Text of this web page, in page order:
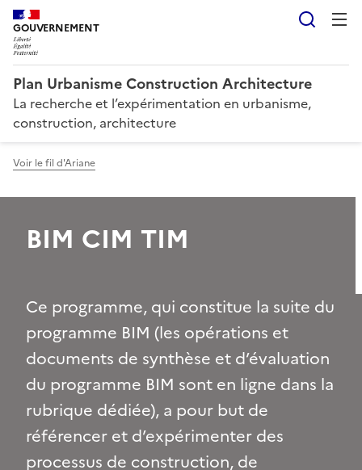
GOUVERNEMENT
Plan Urbanisme Construction Architecture
La recherche et l’expérimentation en urbanisme,
construction, architecture
Voir le fil d'Ariane
BIM CIM TIM
Ce programme, qui constitue la suite du
programme BIM (les opérations et
documents de synthèse et d’évaluation
du programme BIM sont en ligne dans la
rubrique dédiée), a pour but de
référencer et d’expérimenter des
processus de construction, de